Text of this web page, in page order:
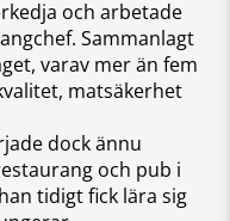
och arbetade
Sammanlagt
varav mer än fem
matsäkerhet
dock ännu
och pub i
tidigt fick lära sig